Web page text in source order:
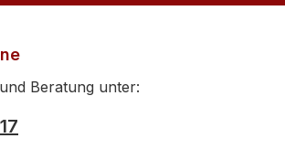
Beratung unter: